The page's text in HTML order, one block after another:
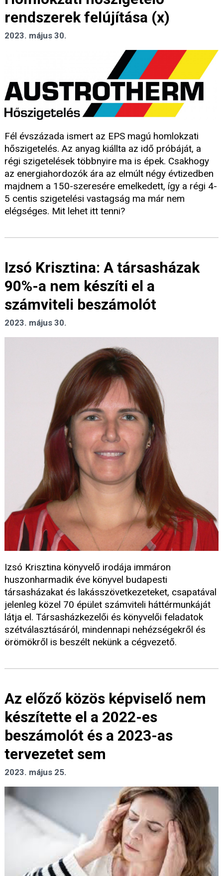
rendszerek felújítása (x)
2023. május 30.
Fél évszázada ismert az EPS magú homlokzati
hőszigetelés. Az anyag kiállta az idő próbáját, a
régi szigetelések többnyire ma is épek. Csakhogy
az energiahordozók ára az elmúlt négy évtizedben
majdnem a 150-szeresére emelkedett, így a régi 4-
5 centis szigetelési vastagság ma már nem
elégséges. Mit lehet itt tenni?
Izsó Krisztina: A társasházak
90%-a nem készíti el a
számviteli beszámolót
2023. május 30.
Izsó Krisztina könyvelő irodája immáron
huszonharmadik éve könyvel budapesti
társasházakat és lakásszövetkezeteket, csapatával
jelenleg közel 70 épület számviteli háttérmunkáját
látja el. Társasházkezelői és könyvelői feladatok
szétválasztásáról, mindennapi nehézségekről és
örömökről is beszélt nekünk a cégvezető.
Az előző közös képviselő nem
készítette el a 2022-es
beszámolót és a 2023-as
tervezetet sem
2023. május 25.